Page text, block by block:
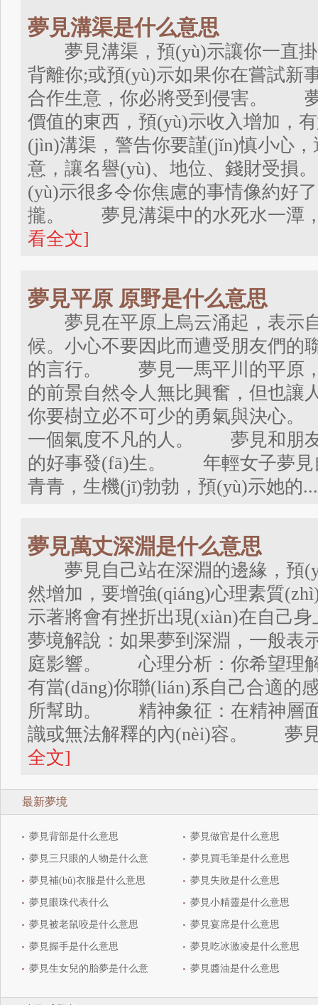
夢見溝渠是什么意思
夢見溝渠，預(yù)示讓你一直掛
背離你;或預(yù)示如果你在嘗試新
合作生意，你必將受到侵害。 夢
價值的東西，預(yù)示收入增加
(jìn)溝渠，警告你要謹(jǐn)慎小心
意，讓名譽(yù)、地位、錢財受
(yù)示很多令你焦慮的事情像約好
攏。 夢見溝渠中的水死水一潭，
看全文]
夢見平原 原野是什么意思
夢見在平原上烏云涌起，表示自
候。小心不要因此而遭受朋友們的
的言行。 夢見一馬平川的平原
的前景自然令人無比興奮，但也讓
你要樹立必不可少的勇氣與決心
一個氣度不凡的人。 夢見和朋
的好事發(fā)生。 年輕女子夢見
青青，生機(jī)勃勃，預(yù)示她的...
夢見萬丈深淵是什么意思
夢見自己站在深淵的邊緣，預
然增加，要增強(qiáng)心理素質
示著將會有挫折出現(xiàn)在
夢境解說：如果夢到深淵，一般表
庭影響。 心理分析：你希望理解
有當(dāng)你聯(lián)系自己合適的
所幫助。 精神象征：在精神層
識或無法解釋的內(nèi)容。 夢見
全文]
最新夢境
夢見背部是什么意思 夢見做官是什么意思
夢見三只眼的人物是什么意
思
夢見買毛筆是什么意思
夢見補(bǔ)衣服是什么意思 夢見失敗是什么意思
夢見眼珠代表什么 夢見小精靈是什么意思
夢見被老鼠咬是什么意思 夢見宴席是什么意思
夢見握手是什么意思 夢見吃冰激凌是什么意思
夢見生女兒的胎夢是什么意
夢見醬油是什么意思